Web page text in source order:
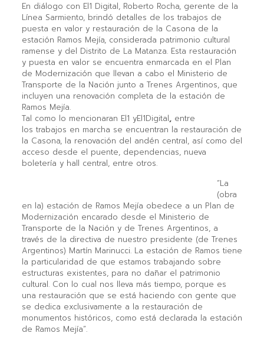
En diálogo con El1 Digital, Roberto Rocha, gerente de la
Línea Sarmiento, brindó detalles de los trabajos de
puesta en valor y restauración de la Casona de la
estación Ramos Mejía, considerada patrimonio cultural
ramense y del Distrito de La Matanza. Esta restauración
y puesta en valor se encuentra enmarcada en el Plan
de Modernización que llevan a cabo el Ministerio de
Transporte de la Nación junto a Trenes Argentinos, que
incluyen una renovación completa de la estación de
Ramos Mejía.
Tal como lo mencionaran El1 yEl1Digital,entre
los trabajos en marcha se encuentran la restauración de
la Casona, la renovación del andén central, así como del
acceso desde el puente, dependencias, nueva
boletería y hall central, entre otros.
“La
(obra
en la) estación de Ramos Mejía obedece a un Plan de
Modernización encarado desde el Ministerio de
Transporte de la Nación y de Trenes Argentinos, a
través de la directiva de nuestro presidente (de Trenes
Argentinos) Martín Marinucci. La estación de Ramos tiene
la particularidad de que estamos trabajando sobre
estructuras existentes, para no dañar el patrimonio
cultural. Con lo cual nos lleva más tiempo, porque es
una restauración que se está haciendo con gente que
se dedica exclusivamente a la restauración de
monumentos históricos, como está declarada la estación
de Ramos Mejía”.